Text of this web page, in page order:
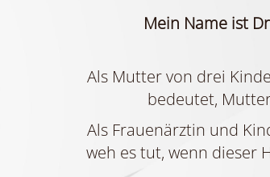
Mein Name ist
Als Mutter von drei
bedeutet,
Als Frauenärztin und
weh es tut, wenn dieser